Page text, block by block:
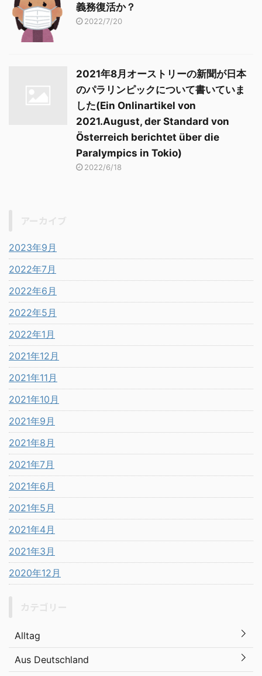
義務復活か？
2022/7/20
2021年8月オーストリーの新聞が日本
のパラリンピックについて書いていま
した(Ein Onlinartikel von
2021.August, der Standard von
Österreich berichtet über die
Paralympics in Tokio)
2022/6/18
2023年9月
2022年7月
2022年6月
2022年5月
2022年1月
2021年12月
2021年11月
2021年10月
2021年9月
2021年8月
2021年7月
2021年6月
2021年5月
2021年4月
2021年3月
2020年12月
Alltag
Aus Deutschland